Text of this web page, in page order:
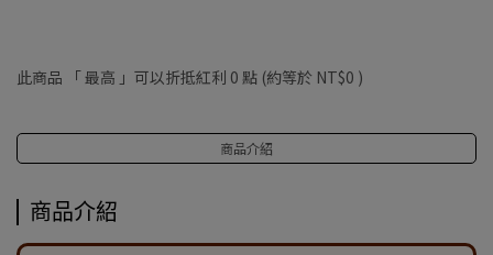
此商品 「 最高 」可以折抵紅利 0 點 (約等於 NT$0 )
商品介紹
商品介紹